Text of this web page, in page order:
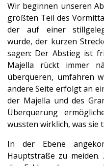
Wir beginnen unseren
größten Teil des
der auf einer
wurde, der kurzen
sagen: Der Abstieg ist
Majella rückt immer
überqueren, umfahren
andere Seite erfolgt an
der Majella und des
Überquerung
wussten wirklich, was sie
In der Ebene
Hauptstraße zu